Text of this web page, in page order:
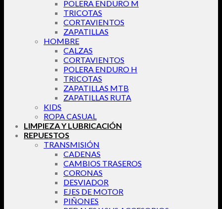
POLERA ENDURO M
TRICOTAS
CORTAVIENTOS
ZAPATILLAS
HOMBRE
CALZAS
CORTAVIENTOS
POLERA ENDURO H
TRICOTAS
ZAPATILLAS MTB
ZAPATILLAS RUTA
KIDS
ROPA CASUAL
LIMPIEZA Y LUBRICACIÓN
REPUESTOS
TRANSMISIÓN
CADENAS
CAMBIOS TRASEROS
CORONAS
DESVIADOR
EJES DE MOTOR
PIÑONES